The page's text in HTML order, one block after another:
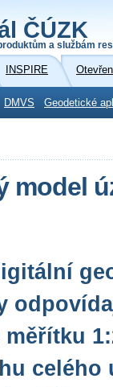
ČÚZK
a službám
INSPIRE
DMVS Geodetické
model
celého